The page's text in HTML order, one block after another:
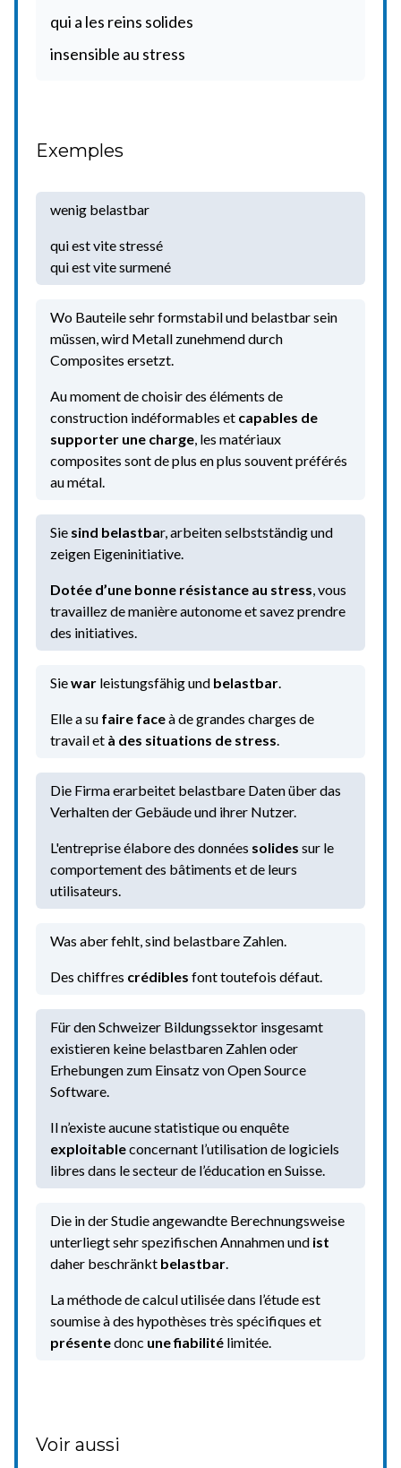
qui a les reins solides
insensible au stress
Exemples
wenig belastbar
qui est vite stressé
qui est vite surmené
Wo Bauteile sehr formstabil und belastbar sein
müssen, wird Metall zunehmend durch
Composites ersetzt.
Au moment de choisir des éléments de
construction indéformables et capables de
supporter une charge, les matériaux
composites sont de plus en plus souvent préférés
au métal.
Sie sind belastbar, arbeiten selbstständig und
zeigen Eigeninitiative.
Dotée d’une bonne résistance au stress, vous
travaillez de manière autonome et savez prendre
des initiatives.
Siewar leistungsfähig und belastbar.
Elle a su faire faceà de grandes charges de
travail et à des situations de stress.
Die Firma erarbeitet belastbare Daten über das
Verhalten der Gebäude und ihrer Nutzer.
L'entreprise élabore des données solides sur le
comportement des bâtiments et de leurs
utilisateurs.
Was aber fehlt, sind belastbare Zahlen.
Des chiffres crédibles font toutefois défaut.
Für den Schweizer Bildungssektor insgesamt
existieren keine belastbaren Zahlen oder
Erhebungen zum Einsatz von Open Source
Software.
Il n’existe aucune statistique ou enquête
exploitableconcernant l’utilisation de logiciels
libres dans le secteur de l’éducation en Suisse.
Die in der Studie angewandte Berechnungsweise
unterliegt sehr spezifischen Annahmen und ist
daher beschränkt belastbar.
La méthode de calcul utilisée dans l’étude est
soumise à des hypothèses très spécifiques et
présentedonc une fiabilité limitée.
Voir aussi